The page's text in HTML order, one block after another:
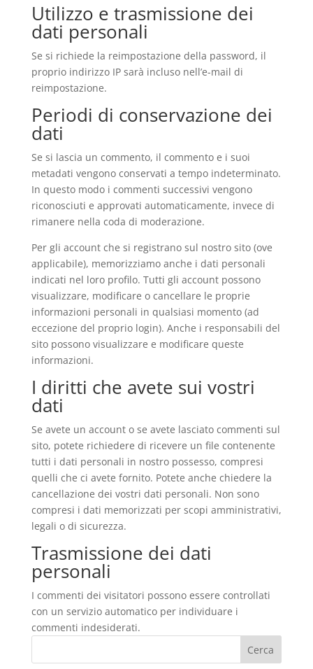
Utilizzo e trasmissione dei
dati personali
Se si richiede la reimpostazione della password, il
proprio indirizzo IP sarà incluso nell’e-mail di
reimpostazione.
Periodi di conservazione dei
dati
Se si lascia un commento, il commento e i suoi
metadati vengono conservati a tempo indeterminato.
In questo modo i commenti successivi vengono
riconosciuti e approvati automaticamente, invece di
rimanere nella coda di moderazione.
Per gli account che si registrano sul nostro sito (ove
applicabile), memorizziamo anche i dati personali
indicati nel loro profilo. Tutti gli account possono
visualizzare, modificare o cancellare le proprie
informazioni personali in qualsiasi momento (ad
eccezione del proprio login). Anche i responsabili del
sito possono visualizzare e modificare queste
informazioni.
I diritti che avete sui vostri
dati
Se avete un account o se avete lasciato commenti sul
sito, potete richiedere di ricevere un file contenente
tutti i dati personali in nostro possesso, compresi
quelli che ci avete fornito. Potete anche chiedere la
cancellazione dei vostri dati personali. Non sono
compresi i dati memorizzati per scopi amministrativi,
legali o di sicurezza.
Trasmissione dei dati
personali
I commenti dei visitatori possono essere controllati
con un servizio automatico per individuare i
commenti indesiderati.
Cerca